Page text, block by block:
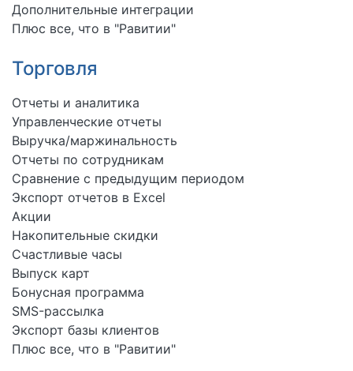
Дополнительные интеграции
Плюс все, что в "Равитии"
Торговля
Отчеты и аналитика
Управленческие отчеты
Выручка/маржинальность
Отчеты по сотрудникам
Сравнение с предыдущим периодом
Экспорт отчетов в Excel
Акции
Накопительные скидки
Счастливые часы
Выпуск карт
Бонусная программа
SMS-рассылка
Экспорт базы клиентов
Плюс все, что в "Равитии"